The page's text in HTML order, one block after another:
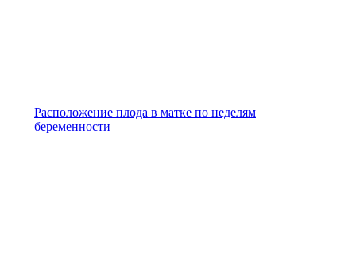
Расположение плода в матке по неделям
беременности